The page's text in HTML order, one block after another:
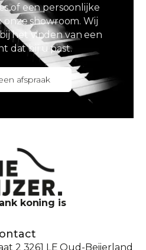
of een persoonlijke
onze showroom. Wij
het vinden van een
dat bij u past.
afspraak
koning is
2 3261 LE Oud-Beijerland